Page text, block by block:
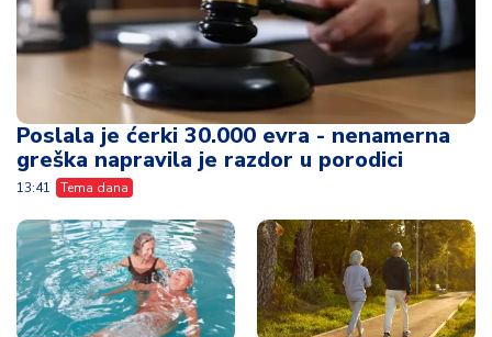
Poslala je ćerki 30.000 evra - nenamerna
greška napravila je razdor u porodici
13:41 Tema dana